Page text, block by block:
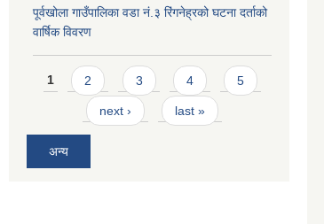
पूर्वखोला गाउँपालिका वडा नं.३ रिंगनेह्रको घटना दर्ताको
वार्षिक विवरण
Pages
1 2 3 4 5
next › last »
अन्य